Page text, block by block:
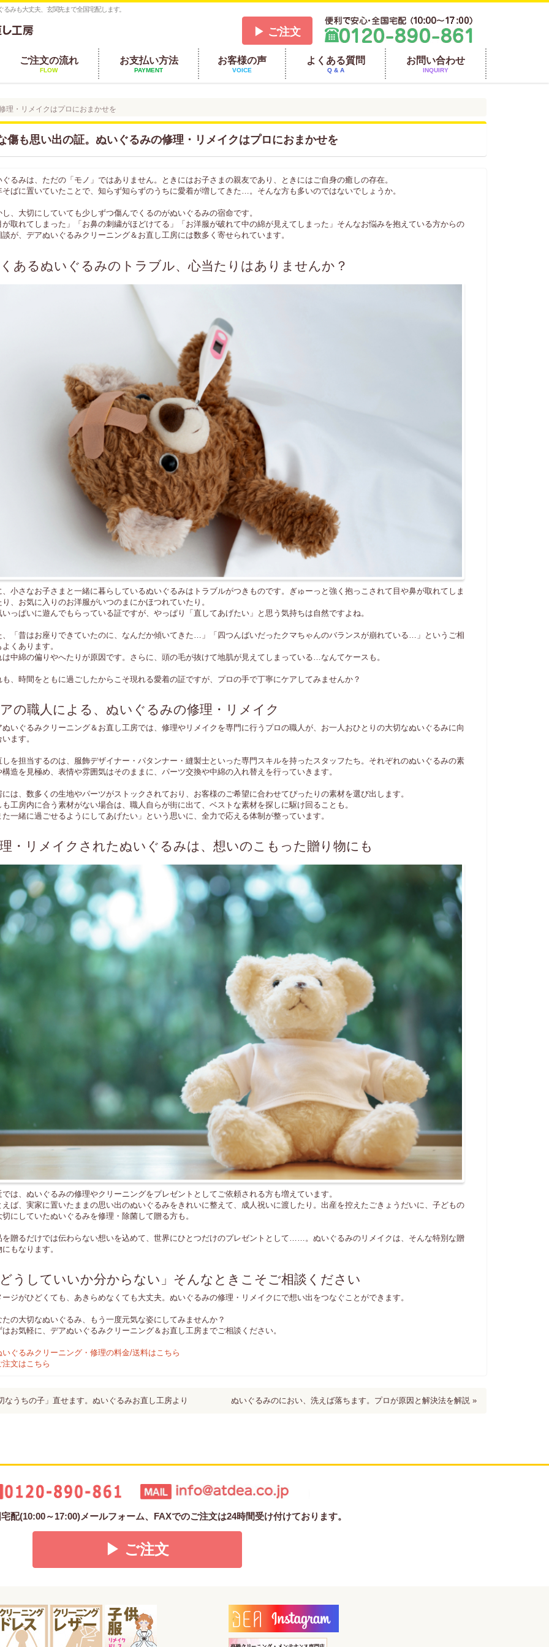
みも大丈夫、玄関先まで全国宅配します。
▶ ご注文
ご注文の流れ
FLOW
お支払い方法
PAYMENT
お客様の声
VOICE
よくある質問
Q & A
お問い合わせ
INQUIRY
理・リメイクはプロにおまかせを
傷も思い出の証。ぬいぐるみの修理・リメイクはプロにおまかせを
ぐるみは、ただの「モノ」ではありません。ときにはお子さまの親友であり、ときにはご自身の癒しの存在。
そばに置いていたことで、知らず知らずのうちに愛着が増してきた…。そんな方も多いのではないでしょうか。
し、大切にしていても少しずつ傷んでくるのがぬいぐるみの宿命です。
が取れてしまった」「お鼻の刺繍がほどけてる」「お洋服が破れて中の綿が見えてしまった」そんなお悩みを抱えている方からの
談が、デアぬいぐるみクリーニング＆お直し工房には数多く寄せられています。
あるぬいぐるみのトラブル、心当たりはありませんか？
、小さなお子さまと一緒に暮らしているぬいぐるみはトラブルがつきものです。ぎゅーっと強く抱っこされて目や鼻が取れてしま
り、お気に入りのお洋服がいつのまにかほつれていたり。
いっぱいに遊んでもらっている証ですが、やっぱり「直してあげたい」と思う気持ちは自然ですよね。
、「昔はお座りできていたのに、なんだか傾いてきた…」「四つんばいだったクマちゃんのバランスが崩れている…」というご相
くあります。
は中綿の偏りやへたりが原因です。さらに、頭の毛が抜けて地肌が見えてしまっている…なんてケースも。
も、時間をともに過ごしたからこそ現れる愛着の証ですが、プロの手で丁寧にケアしてみませんか？
の職人による、ぬいぐるみの修理・リメイク
ぬいぐるみクリーニング＆お直し工房では、修理やリメイクを専門に行うプロの職人が、お一人おひとりの大切なぬいぐるみに向
ます。
しを担当するのは、服飾デザイナー・パタンナー・縫製士といった専門スキルを持ったスタッフたち。それぞれのぬいぐるみの素
構造を見極め、表情や雰囲気はそのままに、パーツ交換や中綿の入れ替えを行っていきます。
には、数多くの生地やパーツがストックされており、お客様のご希望に合わせてぴったりの素材を選び出します。
も工房内に合う素材がない場合は、職人自らが街に出て、ベストな素材を探しに駆け回ることも。
た一緒に過ごせるようにしてあげたい」という思いに、全力で応える体制が整っています。
・リメイクされたぬいぐるみは、想いのこもった贈り物にも
では、ぬいぐるみの修理やクリーニングをプレゼントとしてご依頼される方も増えています。
えば、実家に置いたままの思い出のぬいぐるみをきれいに整えて、成人祝いに渡したり。出産を控えたごきょうだいに、子どもの
切にしていたぬいぐるみを修理・除菌して贈る方も。
を贈るだけでは伝わらない想いを込めて、世界にひとつだけのプレゼントとして……。ぬいぐるみのリメイクは、そんな特別な贈
もなります。
うしていいか分からない」そんなときこそご相談ください
ージがひどくても、あきらめなくても大丈夫。ぬいぐるみの修理・リメイクにで想い出をつなぐことができます。
たの大切なぬいぐるみ、もう一度元気な姿にしてみませんか？
はお気軽に、デアぬいぐるみクリーニング＆お直し工房までご相談ください。
ぐるみクリーニング・修理の料金/送料はこちら
文はこちら
ぬいぐるみのにおい、洗えば落ちます。プロが原因と解決法を解説 »
なうちの子」直せます。ぬいぐるみお直し工房より
配(10:00～17:00)メールフォーム、FAXでのご注文は24時間受け付けております。
▶ ご注文